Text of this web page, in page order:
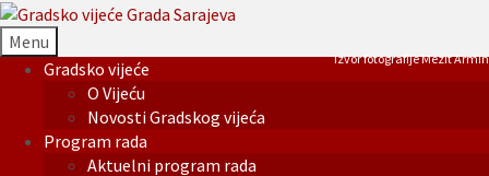
Menu
Gradsko vijeće
O Vijeću
Novosti Gradskog vijeća
Program rada
Aktuelni program rada
Izvor fotografije Mezit Armin